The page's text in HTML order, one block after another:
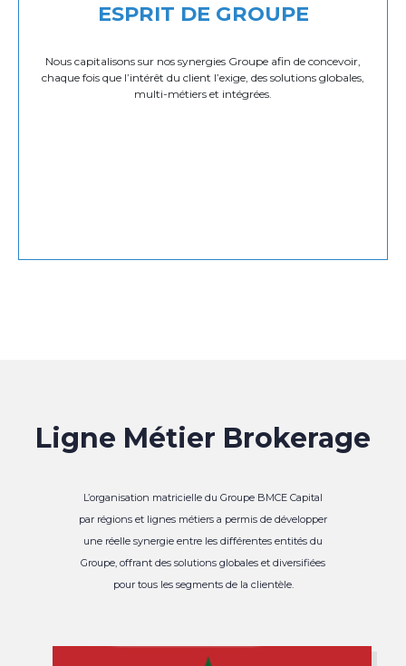
ESPRIT DE GROUPE
Nous capitalisons sur nos synergies Groupe afin de concevoir,
chaque fois que l’intérêt du client l’exige, des solutions globales,
multi-métiers et intégrées.
Ligne Métier Brokerage
L’organisation matricielle du Groupe BMCE Capital
par régions et lignes métiers a permis de développer
une réelle synergie entre les différentes entités du
Groupe, offrant des solutions globales et diversifiées
pour tous les segments de la clientèle.